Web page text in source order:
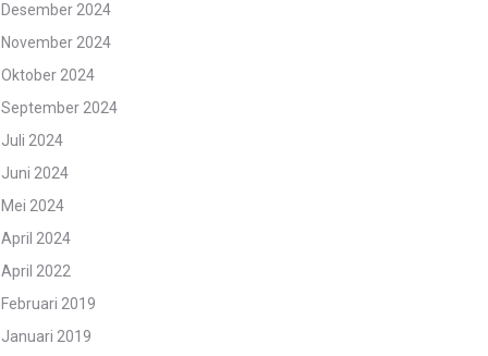
Desember 2024
November 2024
Oktober 2024
September 2024
Juli 2024
Juni 2024
Mei 2024
April 2024
April 2022
Februari 2019
Januari 2019